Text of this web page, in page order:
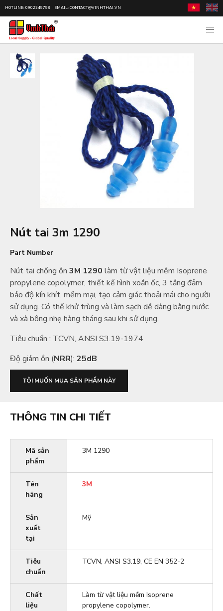
HOTLINE: 0902249798 EMAIL: CONTACT@VINHTHAI.VN
Nút tai 3m 1290
Part Number
Nút tai chống ồn 3M 1290 làm từ vật liệu mềm Isoprene
propylene copolymer, thiết kế hình xoắn ốc, 3 tầng đảm
bảo độ kín khít, mềm mại, tạo cảm giác thoải mái cho người
sử dụng. Có thể khử trùng và làm sạch dễ dàng bằng nước
và xà bông nhẹ hàng tháng sau khi sử dụng.
Tiêu chuẩn : TCVN, ANSI S3.19-1974
Độ giảm ồn (NRR): 25dB
TÔI MUỐN MUA SẢN PHẨM NÀY
THÔNG TIN CHI TIẾT
Mã sản
phẩm
3M 1290
Tên
hãng
3M
Sản
xuất
tại
Mỹ
Tiêu
chuẩn
TCVN, ANSI S3.19, CE EN 352-2
Chất
liệu
Làm từ vật liệu mềm Isoprene
propylene copolymer.